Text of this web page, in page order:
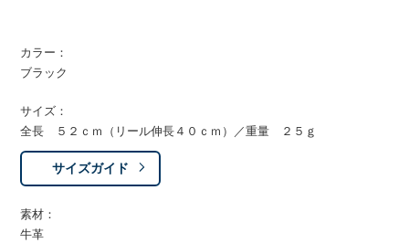
カラー：
ブラック
サイズ：
全長 ５２ｃｍ（リール伸長４０ｃｍ）／重量 ２５ｇ
サイズガイド
素材：
牛革